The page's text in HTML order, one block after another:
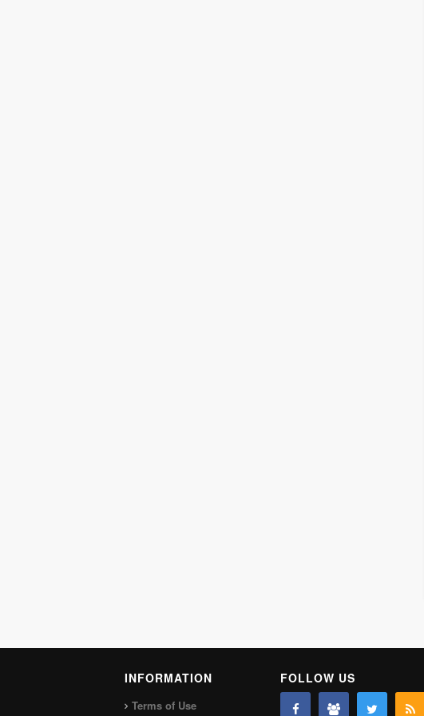
INFORMATION
Terms of Use
FOLLOW US